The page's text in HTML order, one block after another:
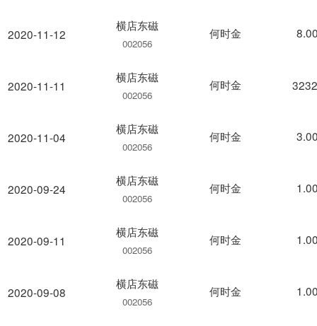
2020-11-12
2020-11-11
2020-11-04
2020-09-24
2020-09-11
2020-09-08
横店东磁
002056
何时金
横店东磁
002056
何时金
横店东磁
002056
何时金
横店东磁
002056
何时金
横店东磁
002056
何时金
横店东磁
002056
何时金